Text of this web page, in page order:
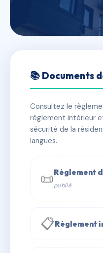
MARIE-
✓ Immatriculée 🏠
📞 Contacter Syndic
📚 Documents
Consultez le
règlement intérieur
sécurité de la
langues.
📜Règlement
publié
📋Règlement